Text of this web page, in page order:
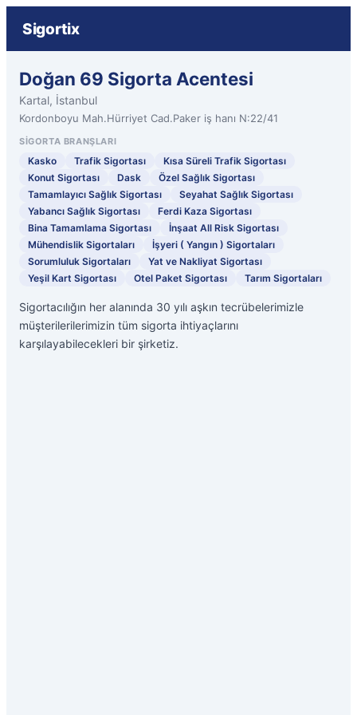
Sigortix
Doğan 69 Sigorta Acentesi
Kartal, İstanbul
Kordonboyu Mah.Hürriyet Cad.Paker iş hanı N:22/41
SIGORTA BRANŞLARI
Kasko Trafik Sigortası
Kısa Süreli Trafik Sigortası
Konut Sigortası
Dask
Özel Sağlık Sigortası
Tamamlayıcı Sağlık Sigortası
Seyahat Sağlık Sigortası
Yabancı Sağlık Sigortası
Ferdi Kaza Sigortası
Bina Tamamlama Sigortası
İnşaat All Risk Sigortası
Mühendislik Sigortaları
İşyeri ( Yangın ) Sigortaları
Sorumluluk Sigortaları
Yat ve Nakliyat Sigortası
Yeşil Kart Sigortası
Otel Paket Sigortası Tarım Sigortaları
Sigortacılığın her alanında 30 yılı aşkın tecrübelerimizle
müşterilerilerimizin tüm sigorta ihtiyaçlarını
karşılayabilecekleri bir şirketiz.